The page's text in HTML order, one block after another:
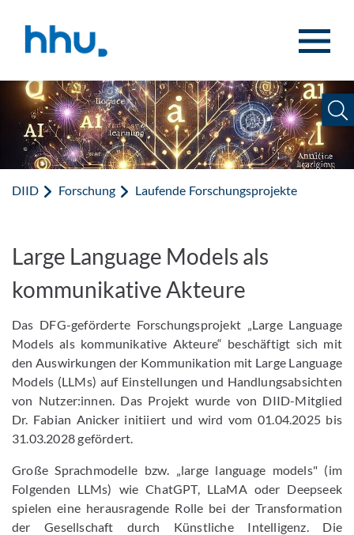
DIID Forschung Laufende Forschungsprojekte
Large Language Models als
kommunikative Akteure
Das DFG-geförderte Forschungsprojekt „Large Language
Models als kommunikative Akteure“ beschäftigt sich mit
den Auswirkungen der Kommunikation mit Large Language
Models (LLMs) auf Einstellungen und Handlungsabsichten
von Nutzer:innen. Das Projekt wurde von DIID-Mitglied
Dr. Fabian Anicker initiiert und wird vom 01.04.2025 bis
31.03.2028 gefördert.
Große Sprachmodelle bzw. „large language models" (im
Folgenden LLMs) wie ChatGPT, LLaMA oder Deepseek
spielen eine herausragende Rolle bei der Transformation
der Gesellschaft durch Künstliche Intelligenz. Die